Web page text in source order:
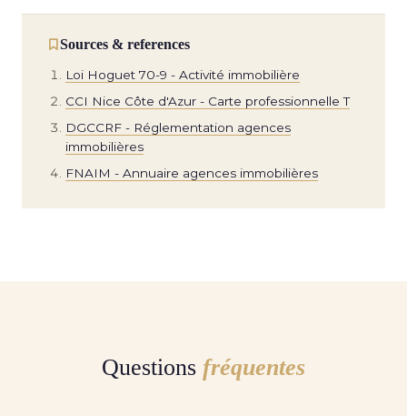
Sources & references
Loi Hoguet 70-9 - Activité immobilière
CCI Nice Côte d'Azur - Carte professionnelle T
DGCCRF - Réglementation agences
immobilières
FNAIM - Annuaire agences immobilières
Questions fréquentes